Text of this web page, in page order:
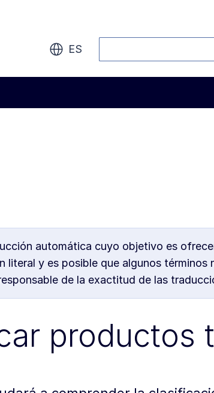
ES
automática cuyo objetivo es
literal y es posible que algunos términos
de la exactitud de las
productos